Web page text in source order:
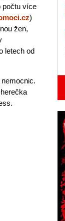
počtu více
)
žen,
letech od